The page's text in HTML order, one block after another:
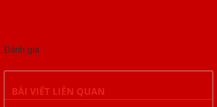
Đánh giá
BÀI VIẾT LIÊN QUAN